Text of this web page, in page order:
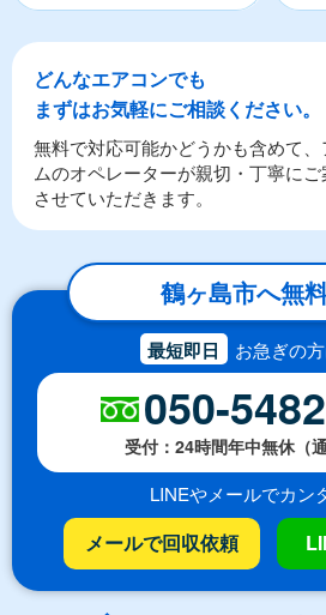
どんなエアコンでも
まずはお気軽にご相談ください。
無料で対応可能かどうかも含めて、
ムのオペレーターが親切・丁寧にご
させていただきます。
鶴ヶ島市へ無
最短即日 お急ぎの
050-
受付：24時間年中無休（
LINEやメールでカン
メールで回収依頼